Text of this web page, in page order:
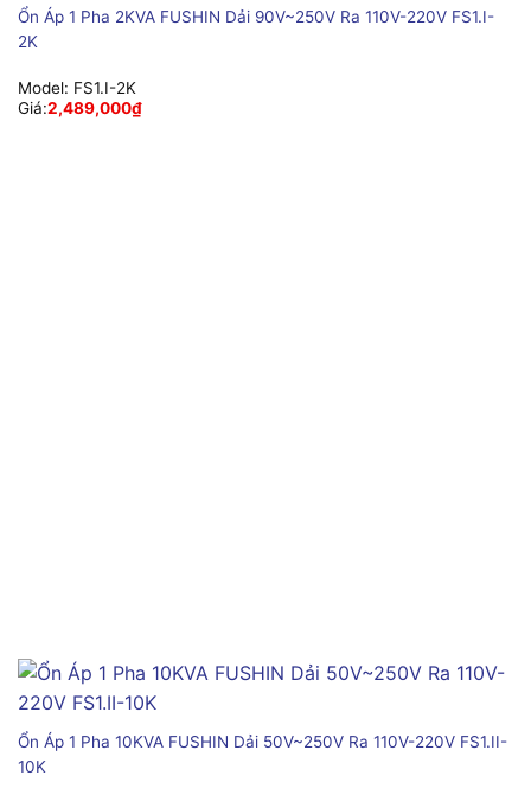
Ổn Áp 1 Pha 2KVA FUSHIN Dải 90V~250V Ra 110V-220V FS1.I-
2K
Model: FS1.I-2K
Giá:2,489,000₫
Ổn Áp 1 Pha 10KVA FUSHIN Dải 50V~250V Ra 110V-220V FS1.II-
10K